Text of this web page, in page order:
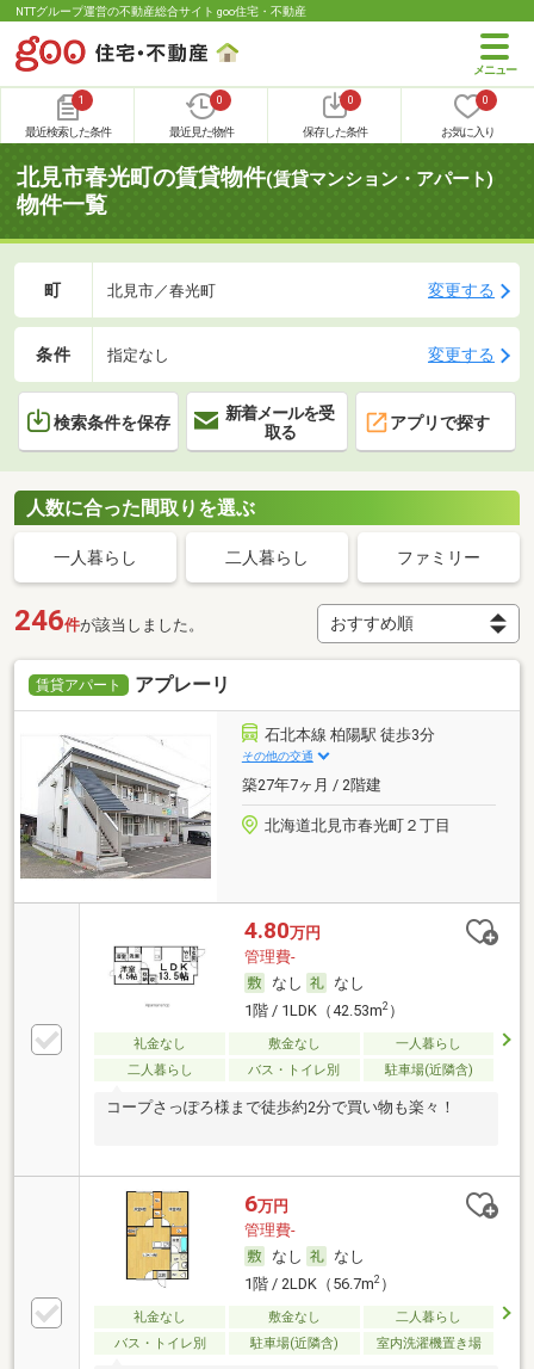
NTTグループ運営の不動産総合サイト goo住宅・不動産
1
最近検索した条件
0
最近見た物件
0
保存した条件
0
お気に入り
北見市春光町の賃貸物件(賃貸マンション・アパート)
物件一覧
町 北見市／春光町 変更する
条件 指定なし 変更する
検索条件を保存
新着メールを受
取る
アプリで探す
人数に合った間取りを選ぶ
一人暮らし 二人暮らし ファミリー
246件が該当しました。
賃貸アパート アプレーリ
石北本線 柏陽駅 徒歩3分
その他の交通
築27年7ヶ月 / 2階建
北海道北見市春光町２丁目
4.80万円
管理費-
なし
なし
1階 / 1LDK（42.53m2）
礼金なし 敷金なし
一人暮らし
二人暮らし
バス・トイレ別 駐車場(近隣含)
コープさっぽろ様まで徒歩約2分で買い物も楽々！
6万円
管理費-
なし
なし
1階 / 2LDK（56.7m2）
礼金なし 敷金なし
二人暮らし
バス・トイレ別
駐車場(近隣含) 室内洗濯機置き場